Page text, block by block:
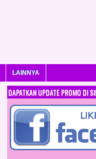
LAINNYA
DAPATKAN UPDATE PROMO DI